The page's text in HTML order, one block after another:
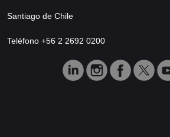
Santiago de Chile
Teléfono +56 2 2692 0200